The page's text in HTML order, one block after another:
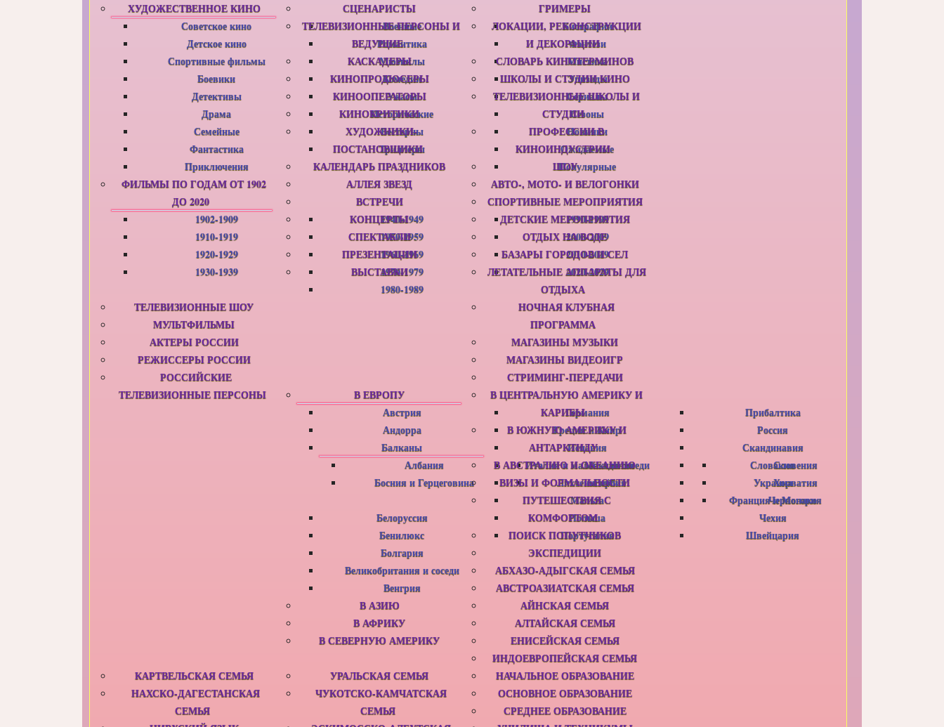
ХУДОЖЕСТВЕННОЕ КИНО
Советское кино
Детское кино
Спортивные фильмы
Боевики
Детективы
Драма
Семейные
Фантастика
Приключения
Военные
Романтика
Мюзиклы
Комедии
Ужасы
Исторические
Вестерны
Триллеры
Биографии
Фэнтези
Мистика
Эпизоды
Сериалы
Сезоны
Новинки
Ожидаемые
Популярные
ФИЛЬМЫ ПО ГОДАМ ОТ 1902
ДО 2020
1902-1909
1910-1919
1920-1929
1930-1939
1940-1949
1950-1959
1960-1969
1970-1979
1980-1989
1990-1999
2000-2009
2010-2019
2020-2029
ТЕЛЕВИЗИОННЫЕ ШОУ
МУЛЬТФИЛЬМЫ
АКТЕРЫ РОССИИ
РЕЖИССЕРЫ РОССИИ
РОССИЙСКИЕ
ТЕЛЕВИЗИОННЫЕ ПЕРСОНЫ
СЦЕНАРИСТЫ
ТЕЛЕВИЗИОННЫЕ ПЕРСОНЫ И
ВЕДУЩИЕ
КАСКАДЕРЫ
КИНОПРОДЮСЕРЫ
КИНООПЕРАТОРЫ
КИНОКРИТИКИ
ХУДОЖНИКИ-
ПОСТАНОВЩИКИ
ГРИМЕРЫ
ЛОКАЦИИ, РЕКОНСТРУКЦИИ
И ДЕКОРАЦИИ
СЛОВАРЬ КИНОТЕРМИНОВ
ШКОЛЫ И СТУДИИ КИНО
ТЕЛЕВИЗИОННЫЕ ШКОЛЫ И
СТУДИИ
ПРОФЕССИИ В
КИНОИНДУСТРИИ
КАЛЕНДАРЬ ПРАЗДНИКОВ
АЛЛЕЯ ЗВЕЗД
ВСТРЕЧИ
КОНЦЕРТЫ
СПЕКТАКЛИ
ПРЕЗЕНТАЦИИ
ВЫСТАВКИ
ШОУ
АВТО-, МОТО- И ВЕЛОГОНКИ
СПОРТИВНЫЕ МЕРОПРИЯТИЯ
ДЕТСКИЕ МЕРОПРИЯТИЯ
ОТДЫХ НА ВОДЕ
БАЗАРЫ ГОРОДОВ И СЕЛ
ЛЕТАТЕЛЬНЫЕ АППАРАТЫ ДЛЯ
ОТДЫХА
НОЧНАЯ КЛУБНАЯ
ПРОГРАММА
МАГАЗИНЫ МУЗЫКИ
МАГАЗИНЫ ВИДЕОИГР
СТРИМИНГ-ПЕРЕДАЧИ
В ЕВРОПУ
Австрия
Андорра
Балканы
Албания
Босния и Герцеговина
Македония
Сербия
Словения
Хорватия
Черногория
Белоруссия
Бенилюкс
Болгария
Великобритания и соседи
Венгрия
Германия
Греция и Кипр
Испания
Италия и маленькие соседи
Лихтенштейн
Мальта
Польша
Португалия
Прибалтика
Россия
Скандинавия
Словакия
Украина
Франция и Монако
Чехия
Швейцария
В АЗИЮ
В АФРИКУ
В СЕВЕРНУЮ АМЕРИКУ
В ЦЕНТРАЛЬНУЮ АМЕРИКУ И
КАРИБЫ
В ЮЖНУЮ АМЕРИКУ И
АНТАРКТИДУ
В АВСТРАЛИЮ И ОКЕАНИЮ
ВИЗЫ И ФОРМАЛЬНОСТИ
ПУТЕШЕСТВИЯ С
КОМФОРТОМ
ПОИСК ПОПУТЧИКОВ
ЭКСПЕДИЦИИ
АБХАЗО-АДЫГСКАЯ СЕМЬЯ
АВСТРОАЗИАТСКАЯ СЕМЬЯ
АЙНСКАЯ СЕМЬЯ
АЛТАЙСКАЯ СЕМЬЯ
ЕНИСЕЙСКАЯ СЕМЬЯ
ИНДОЕВРОПЕЙСКАЯ СЕМЬЯ
КАРТВЕЛЬСКАЯ СЕМЬЯ
НАХСКО-ДАГЕСТАНСКАЯ
СЕМЬЯ
УРАЛЬСКАЯ СЕМЬЯ
ЧУКОТСКО-КАМЧАТСКАЯ
СЕМЬЯ
НАЧАЛЬНОЕ ОБРАЗОВАНИЕ
ОСНОВНОЕ ОБРАЗОВАНИЕ
СРЕДНЕЕ ОБРАЗОВАНИЕ